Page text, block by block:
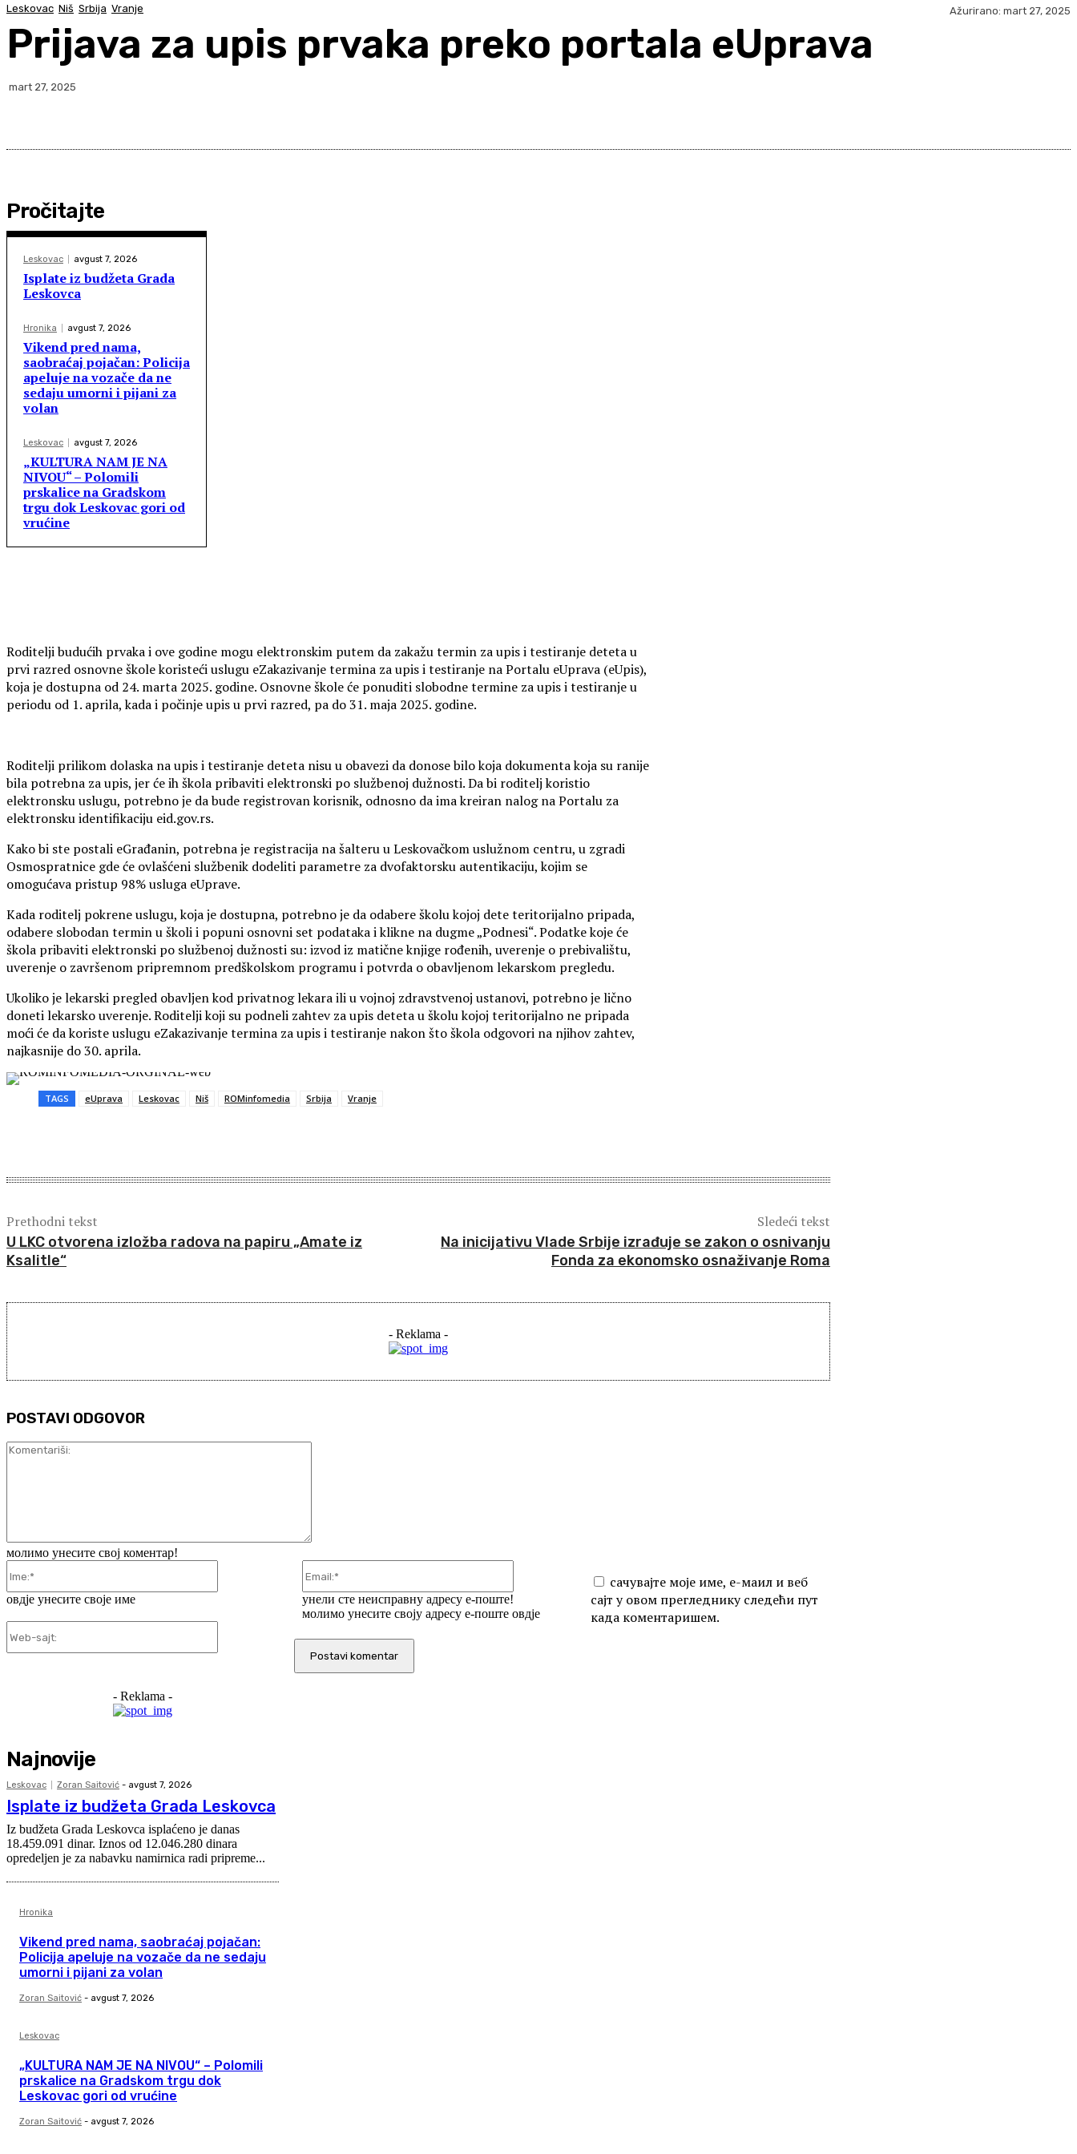
Leskovac Niš Srbija Vranje Ažurirano: mart 27, 2025
Prijava za upis prvaka preko portala eUprava
mart 27, 2025
Pročitajte
Leskovac avgust 7, 2026
Isplate iz budžeta Grada
Leskovca
Hronika avgust 7, 2026
Vikend pred nama,
saobraćaj pojačan: Policija
apeluje na vozače da ne
sedaju umorni i pijani za
volan
Leskovac avgust 7, 2026
„KULTURA NAM JE NA
NIVOU“ – Polomili
prskalice na Gradskom
trgu dok Leskovac gori od
vrućine
Roditelji budućih prvaka i ove godine mogu elektronskim putem da zakažu termin za upis i testiranje deteta u
prvi razred osnovne škole koristeći uslugu eZakazivanje termina za upis i testiranje na Portalu eUprava (eUpis),
koja je dostupna od 24. marta 2025. godine. Osnovne škole će ponuditi slobodne termine za upis i testiranje u
periodu od 1. aprila, kada i počinje upis u prvi razred, pa do 31. maja 2025. godine.
Roditelji prilikom dolaska na upis i testiranje deteta nisu u obavezi da donose bilo koja dokumenta koja su ranije
bila potrebna za upis, jer će ih škola pribaviti elektronski po službenoj dužnosti. Da bi roditelj koristio
elektronsku uslugu, potrebno je da bude registrovan korisnik, odnosno da ima kreiran nalog na Portalu za
elektronsku identifikaciju eid.gov.rs.
Kako bi ste postali eGrađanin, potrebna je registracija na šalteru u Leskovačkom uslužnom centru, u zgradi
Osmospratnice gde će ovlašćeni službenik dodeliti parametre za dvofaktorsku autentikaciju, kojim se
omogućava pristup 98% usluga eUprave.
Kada roditelj pokrene uslugu, koja je dostupna, potrebno je da odabere školu kojoj dete teritorijalno pripada,
odabere slobodan termin u školi i popuni osnovni set podataka i klikne na dugme „Podnesi“. Podatke koje će
škola pribaviti elektronski po službenoj dužnosti su: izvod iz matične knjige rođenih, uverenje o prebivalištu,
uverenje o završenom pripremnom predškolskom programu i potvrda o obavljenom lekarskom pregledu.
Ukoliko je lekarski pregled obavljen kod privatnog lekara ili u vojnoj zdravstvenoj ustanovi, potrebno je lično
doneti lekarsko uverenje. Roditelji koji su podneli zahtev za upis deteta u školu kojoj teritorijalno ne pripada
moći će da koriste uslugu eZakazivanje termina za upis i testiranje nakon što škola odgovori na njihov zahtev,
najkasnije do 30. aprila.
TAGS eUprava Leskovac Niš ROMinfomedia Srbija Vranje
Prethodni tekst
U LKC otvorena izložba radova na papiru „Amate iz
Ksalitle“
Sledeći tekst
Na inicijativu Vlade Srbije izrađuje se zakon o osnivanju
Fonda za ekonomsko osnaživanje Roma
- Reklama -
POSTAVI ODGOVOR
молимо унесите свој коментар!
овдје унесите своје име
унели сте неисправну адресу е-поште!
молимо унесите своју адресу е-поште овдје
сачувајте моје име, е-маил и веб
сајт у овом прегледнику следећи пут
када коментаришем.
- Reklama -
Najnovije
Leskovac Zoran Saitović - avgust 7, 2026
Isplate iz budžeta Grada Leskovca
Iz budžeta Grada Leskovca isplaćeno je danas
18.459.091 dinar. Iznos od 12.046.280 dinara
opredeljen je za nabavku namirnica radi pripreme...
Hronika
Vikend pred nama, saobraćaj pojačan:
Policija apeluje na vozače da ne sedaju
umorni i pijani za volan
Zoran Saitović - avgust 7, 2026
Leskovac
„KULTURA NAM JE NA NIVOU“ – Polomili
prskalice na Gradskom trgu dok
Leskovac gori od vrućine
Zoran Saitović - avgust 7, 2026